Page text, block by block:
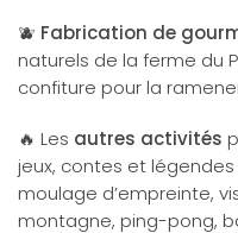
🫐 Fabrication de
naturels de la ferme du
confiture pour la
🔥 Les autres activités
jeux, contes et légendes
moulage d’empreinte,
montagne, ping-pong,